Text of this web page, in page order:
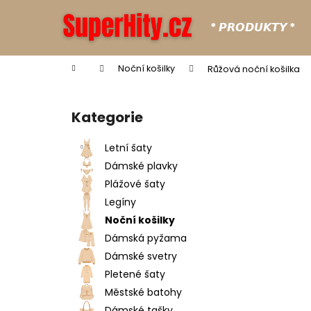
* 𝙋𝙍𝙊𝘿𝙐𝙆𝙏𝙔 *
Domů Noční košilky Růžová noční košilka
Přeskočit
kategorie
Kategorie
Letní šaty
Dámské plavky
Plážové šaty
Legíny
Noční košilky
Dámská pyžama
Dámské svetry
Pletené šaty
Městské batohy
í
Zpět
do
Zpět
do